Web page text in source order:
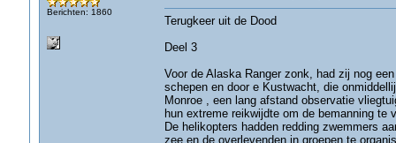
Berichten: 1860
Terugkeer uit de Dood
Deel 3
Voor de Alaska Ranger zonk, had zij nog
schepen en door e Kustwacht, die
Monroe , een lang afstand observatie
hun extreme reikwijdte om de bemanning te
De helikopters hadden redding zwemmers
zee en de overlevenden in groepen te